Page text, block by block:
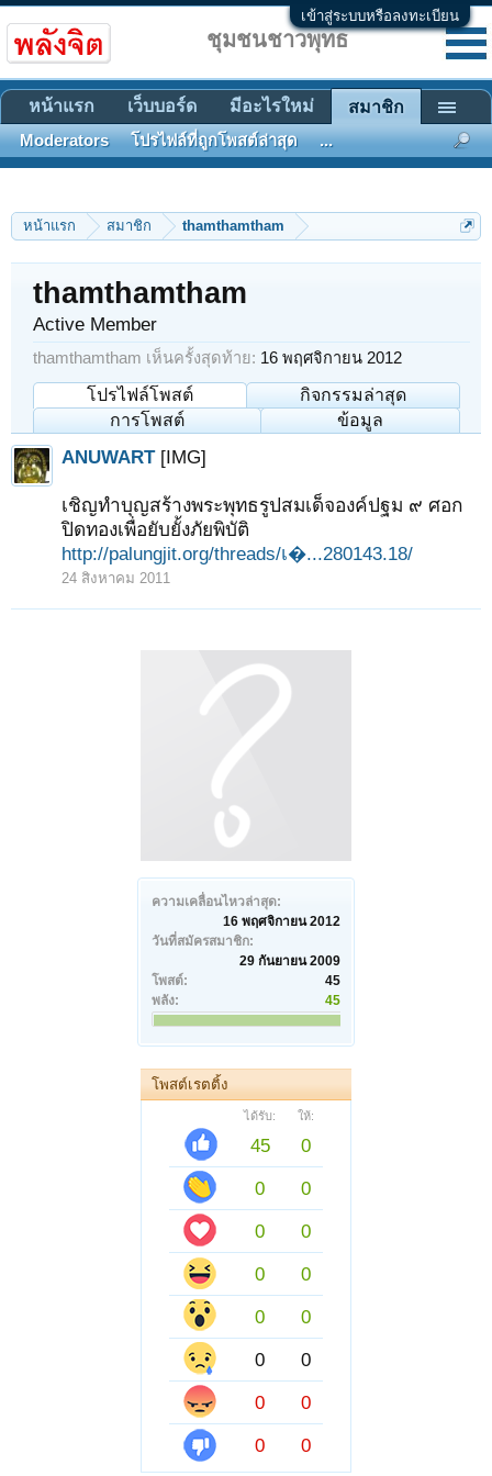
เข้าสู่ระบบหรือลงทะเบียน
หน้าแรก สมาชิก thamthamtham
ความเคลื่อนไหวล่าสุด:
16 พฤศจิกายน 2012
วันที่สมัครสมาชิก:
29 กันยายน 2009
โพสต์:
45
พลัง:
45
โพสต์เรตติ้ง
ได้รับ: ให้:
45
0
0
0
0
0
0
0
0
0
0
0
0
0
0
0
thamthamtham
Active Member
thamthamtham เห็นครั้งสุดท้าย: 16 พฤศจิกายน 2012
โปรไฟล์โพสต์
กิจกรรมล่าสุด
การโพสต์
ข้อมูล
ANUWART [IMG]
เชิญทำบุญสร้างพระพุทธรูปสมเด็จองค์ปฐม ๙ ศอก
ปิดทองเพื่อยับยั้งภัยพิบัติ
http://palungjit.org/threads/เ�...280143.18/
24 สิงหาคม 2011
ชุมชนชาวพุทธ
หน้าแรก เว็บบอร์ด มีอะไรใหม่ สมาชิก
Moderators โปรไฟล์ที่ถูกโพสต์ล่าสุด ...